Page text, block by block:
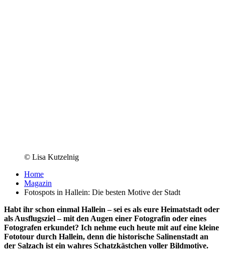
© Lisa Kutzelnig
Home
Magazin
Fotospots in Hallein: Die besten Motive der Stadt
Habt ihr schon einmal Hallein – sei es als eure Heimatstadt oder
als Ausflugsziel – mit den Augen einer Fotografin oder eines
Fotografen erkundet? Ich nehme euch heute mit auf eine kleine
Fototour durch Hallein, denn die historische Salinenstadt an
der Salzach ist ein wahres Schatzkästchen voller Bildmotive.